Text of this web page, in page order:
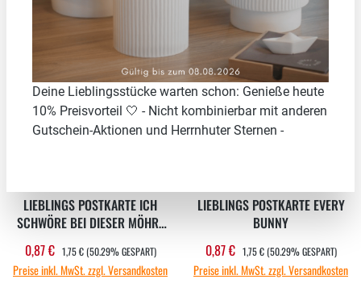
LIEBLINGS POSTKARTE ICH
SCHWÖRE BEI DIESER MÖHRE
DAS ICH NUR DIR GEHÖRE
Verkaufspreis:
0,87 € REGULÄRER PREIS:
1,75 € (50.29% GESPART)
Preise inkl. MwSt. zzgl. Versandkosten
%
LIEBLINGS POSTKARTE EVERY
BUNNY
Verkaufspreis:
0,87 € REGULÄRER PREIS:
1,75 € (50.29% GESPART)
Preise inkl. MwSt. zzgl. Versandkosten
Deine Lieblingsstücke warten schon: Genieße heute
10% Preisvorteil 🤍 - Nicht kombinierbar mit anderen
Gutschein-Aktionen und Herrnhuter Sternen -